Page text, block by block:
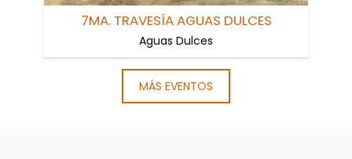
7MA. TRAVESÍA AGUAS DULCES
Aguas Dulces
MÁS EVENTOS